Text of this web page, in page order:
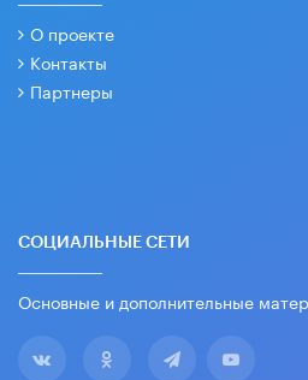
О проекте
Контакты
Партнеры
СОЦИАЛЬНЫЕ СЕТИ
Основные и дополнительные